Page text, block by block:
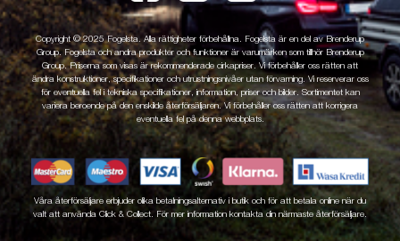
Copyright © 2025 Fogelsta. Alla rättigheter förbehållna. Fogelsta är en del av Brenderup
Group. Fogelsta och andra produkter och funktioner är varumärken som tillhör Brenderup
Group. Priserna som visas är rekommenderade cirkapriser. Vi förbehåller oss rätten att
ändra konstruktioner, specifikationer och utrustningsnivåer utan förvarning. Vi reserverar oss
för eventuella fel i tekniska specifikationer, information, priser och bilder. Sortimentet kan
variera beroende på den enskilde återförsäljaren. Vi förbehåller oss rätten att korrigera
eventuella fel på denna webbplats.
Våra återförsäljare erbjuder olika betalningsalternativ i butik och för att betala online när du
valt att använda Click & Collect. För mer information kontakta din närmaste återförsäljare.